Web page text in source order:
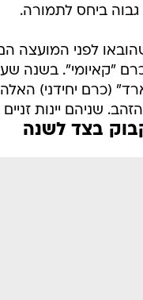
ביחס לתמורה.
שהובאו לפני המועצה
"קאיומי". בשנה
שניהם יינות זניים
בצד לשנה